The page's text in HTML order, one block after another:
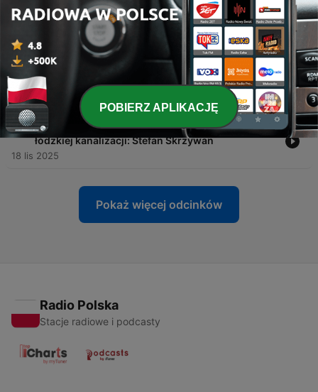
Ojciec łódzkiej dobroczynności
29 gru 2025
Kobiety Łodzi. Prawdziwa opowieść w Alei
Włókniarek
10 gru 2025
30 - Człowiek, który zbudował Łódź od dołu! Ojciec
łódzkiej kanalizacji: Stefan Skrzywan
18 lis 2025
Pokaż więcej odcinków
Radio Polska
Stacje radiowe i podcasty
POBIERZ APLIKACJĘ